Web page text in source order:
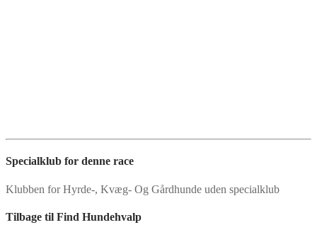
Specialklub for denne race
Klubben for Hyrde-, Kvæg- Og Gårdhunde uden specialklub
Tilbage til Find Hundehvalp